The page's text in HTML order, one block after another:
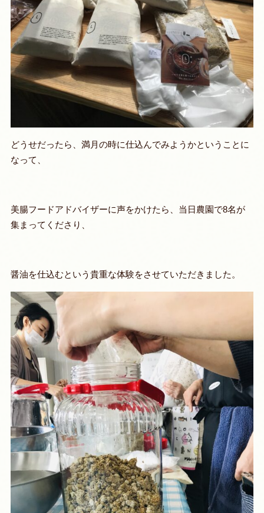
どうせだったら、満月の時に仕込んでみようかということに
なって、
美腸フードアドバイザーに声をかけたら、当日農園で8名が
集まってくださり、
醤油を仕込むという貴重な体験をさせていただきました。